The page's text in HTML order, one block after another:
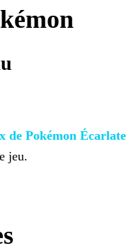
de Pokémon Écarlate
jeu.